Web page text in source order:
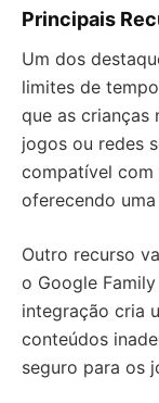
Principais
Um dos
limites de
que as crianças
jogos ou redes
compatível
oferecendo
Outro recurso
o Google
integração cria
conteúdos
seguro para os